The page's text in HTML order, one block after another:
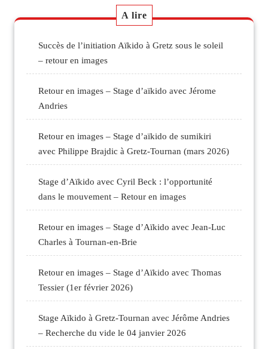
A lire
Succès de l’initiation Aïkido à Gretz sous le soleil
– retour en images
Retour en images – Stage d’aïkido avec Jérome
Andries
Retour en images – Stage d’aïkido de sumikiri
avec Philippe Brajdic à Gretz-Tournan (mars 2026)
Stage d’Aïkido avec Cyril Beck : l’opportunité
dans le mouvement – Retour en images
Retour en images – Stage d’Aïkido avec Jean-Luc
Charles à Tournan-en-Brie
Retour en images – Stage d’Aïkido avec Thomas
Tessier (1er février 2026)
Stage Aïkido à Gretz-Tournan avec Jérôme Andries
– Recherche du vide le 04 janvier 2026